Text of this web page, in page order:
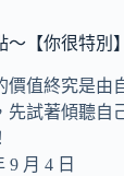
～【你很特別
價值終究是由
先試著傾聽自
9 月 4 日